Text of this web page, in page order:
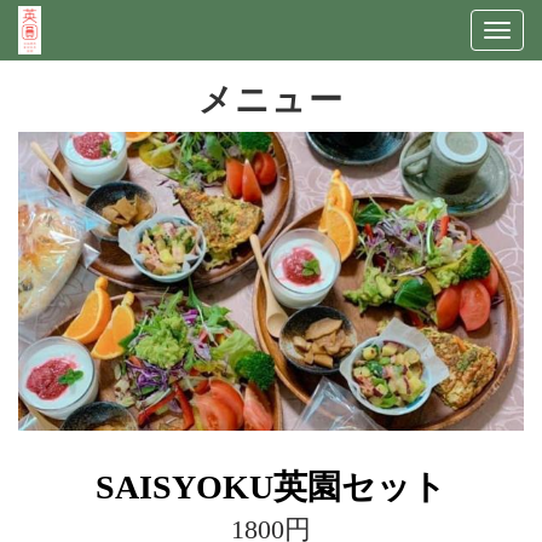
メニュー
SAISYOKU英園セット
1800円